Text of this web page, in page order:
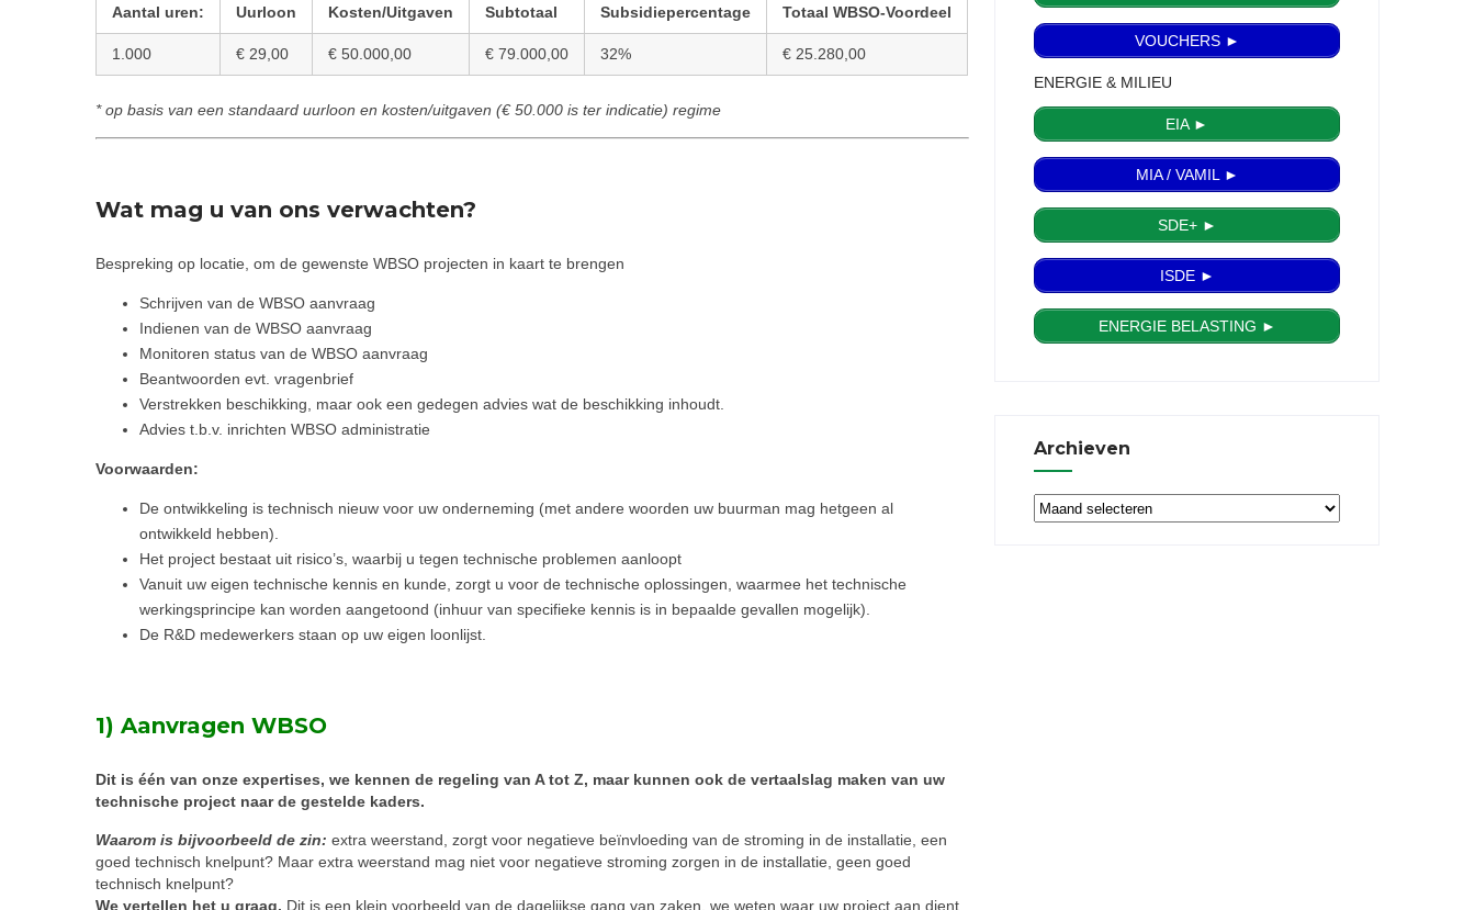
Aantal uren: Uurloon Kosten/Uitgaven Subtotaal Subsidiepercentage Totaal WBSO-Voordeel
1.000 € 29,00 € 50.000,00 € 79.000,00 32% € 25.280,00
* op basis van een standaard uurloon en kosten/uitgaven (€ 50.000 is ter indicatie) regime
Wat mag u van ons verwachten?
Bespreking op locatie, om de gewenste WBSO projecten in kaart te brengen
Schrijven van de WBSO aanvraag
Indienen van de WBSO aanvraag
Monitoren status van de WBSO aanvraag
Beantwoorden evt. vragenbrief
Verstrekken beschikking, maar ook een gedegen advies wat de beschikking inhoudt.
Advies t.b.v. inrichten WBSO administratie
Voorwaarden:
De ontwikkeling is technisch nieuw voor uw onderneming (met andere woorden uw buurman mag hetgeen al
ontwikkeld hebben).
Het project bestaat uit risico’s, waarbij u tegen technische problemen aanloopt
Vanuit uw eigen technische kennis en kunde, zorgt u voor de technische oplossingen, waarmee het technische
werkingsprincipe kan worden aangetoond (inhuur van specifieke kennis is in bepaalde gevallen mogelijk).
De R&D medewerkers staan op uw eigen loonlijst.
1) Aanvragen WBSO
Dit is één van onze expertises, we kennen de regeling van A tot Z, maar kunnen ook de vertaalslag maken van uw
technische project naar de gestelde kaders.
Waarom is bijvoorbeeld de zin: extra weerstand, zorgt voor negatieve beïnvloeding van de stroming in de installatie, een
goed technisch knelpunt? Maar extra weerstand mag niet voor negatieve stroming zorgen in de installatie, geen goed
technisch knelpunt?
We vertellen het u graag. Dit is een klein voorbeeld van de dagelijkse gang van zaken, we weten waar uw project aan dient
VOUCHERS ►
ENERGIE & MILIEU
EIA ►
MIA / VAMIL ►
SDE+ ►
ISDE ►
ENERGIE BELASTING ►
Archieven
Archieven